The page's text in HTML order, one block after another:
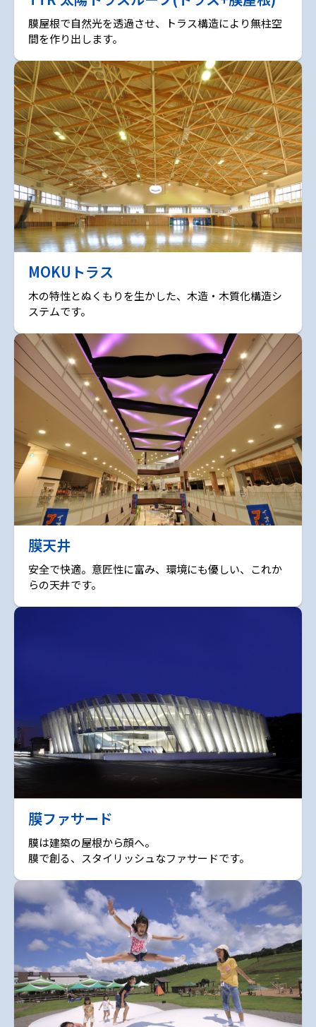
膜屋根で自然光を透過させ、トラス構造により無柱空
間を作り出します。
MOKUトラス
木の特性とぬくもりを生かした、木造・木質化構造シ
ステムです。
膜天井
安全で快適。意匠性に富み、環境にも優しい、これか
らの天井です。
膜ファサード
膜は建築の屋根から顔へ。
膜で創る、スタイリッシュなファサードです。